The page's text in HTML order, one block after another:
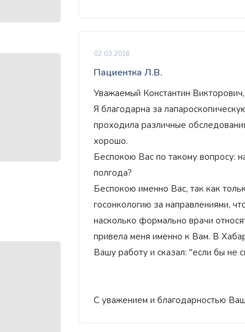
02.03.2018
Пациентка Л.В.
Уважаемый Константин
Я благодарна за
проходила различные
хорошо.
Беспокою Вас по такому вопросу:
полгода?
Беспокою именно Вас, так как
госонкологию за направлениями,
насколько формально врачи
привела меня именно к Вам. В
Вашу работу и сказал: "если бы не
С уважением и благодарностью